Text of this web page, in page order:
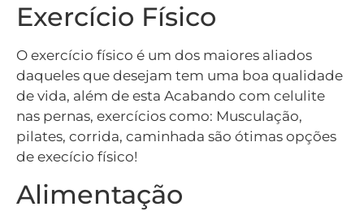
Exercício Físico
O exercício físico é um dos maiores aliados
daqueles que desejam tem uma boa qualidade
de vida, além de esta Acabando com celulite
nas pernas, exercícios como: Musculação,
pilates, corrida, caminhada são ótimas opções
de execício físico!
Alimentação